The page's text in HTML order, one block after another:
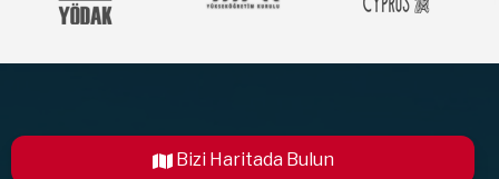
Bizi Haritada Bulun